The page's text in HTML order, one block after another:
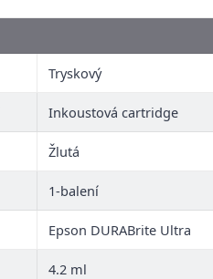
Tryskový
Inkoustová cartridge
Žlutá
1-balení
Epson DURABrite Ultra
4.2 ml